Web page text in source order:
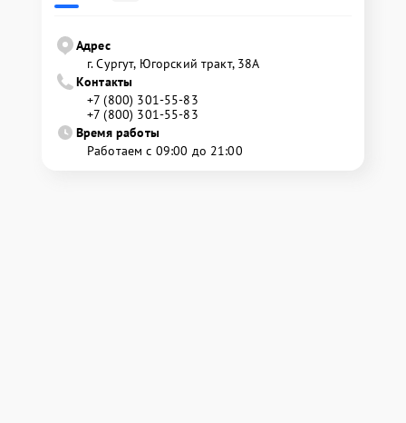
Адрес
г. Сургут, Югорский тракт, 38А
Контакты
+7 (800) 301-55-83
+7 (800) 301-55-83
Время работы
Работаем с 09:00 до 21:00